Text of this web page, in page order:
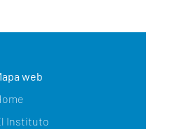
web
Instituto